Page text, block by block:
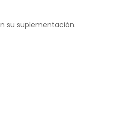
su suplementación.